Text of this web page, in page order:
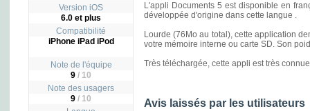
Version iOS
6.0 et plus
Compatibilité
iPhone iPad iPod
Note de l'équipe
9 / 10
Note des usagers
9 / 10
L'appli Documents 5 est disponible en
développée d'origine dans cette langue .
Lourde (76Mo au total), cette application
votre mémoire interne ou carte SD. Son
Très téléchargée, cette appli est très
Avis laissés par les utilisateurs